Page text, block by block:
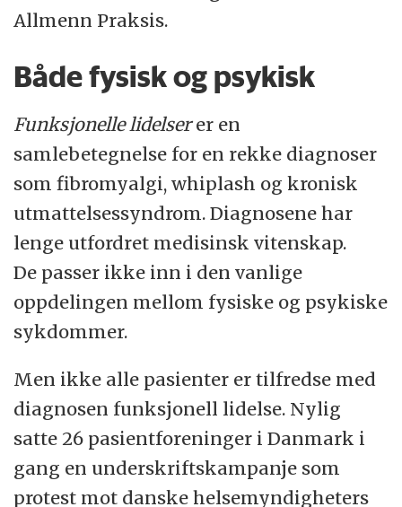
Allmenn Praksis.
Både fysisk og psykisk
Funksjonelle lidelserer en
samlebetegnelse for en rekke diagnoser
som fibromyalgi, whiplash og kronisk
utmattelsessyndrom. Diagnosene har
lenge utfordret medisinsk vitenskap.
De passer ikke inn i den vanlige
oppdelingen mellom fysiske og psykiske
sykdommer.
Men ikke alle pasienter er tilfredse med
diagnosen funksjonell lidelse. Nylig
satte 26 pasientforeninger i Danmark i
gang en underskriftskampanje som
protest mot danske helsemyndigheters